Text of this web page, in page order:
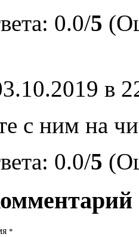
0.0/5
в
с ним на
0.0/5
*